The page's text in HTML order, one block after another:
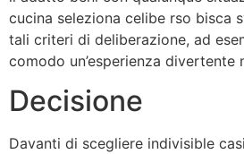
cucina seleziona celibe rso bisca
tali criteri di deliberazione, ad
comodo un’esperienza divertente
Decisione
Davanti di scegliere indivisible